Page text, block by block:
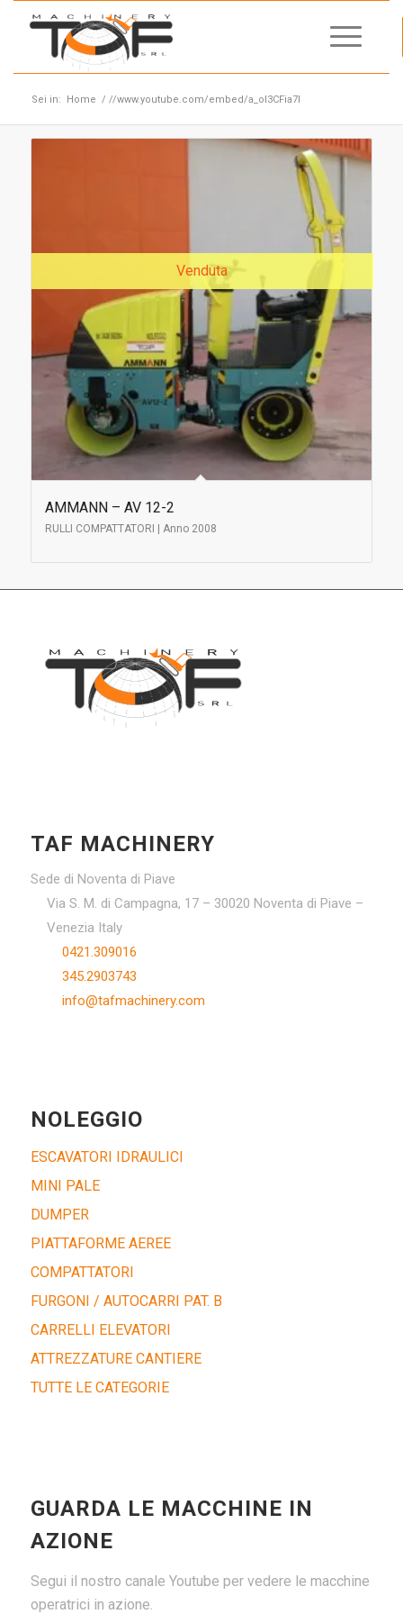
Sei in: Home / //www.youtube.com/embed/a_oI3CFia7I
Venduta
AMMANN – AV 12-2
RULLI COMPATTATORI | Anno 2008
TAF MACHINERY
Sede di Noventa di Piave
Via S. M. di Campagna, 17 – 30020 Noventa di Piave –
Venezia Italy
0421.309016
345.2903743
info@tafmachinery.com
NOLEGGIO
ESCAVATORI IDRAULICI
MINI PALE
DUMPER
PIATTAFORME AEREE
COMPATTATORI
FURGONI / AUTOCARRI PAT. B
CARRELLI ELEVATORI
ATTREZZATURE CANTIERE
TUTTE LE CATEGORIE
GUARDA LE MACCHINE IN
AZIONE
Segui il nostro canale Youtube per vedere le macchine
operatrici in azione.